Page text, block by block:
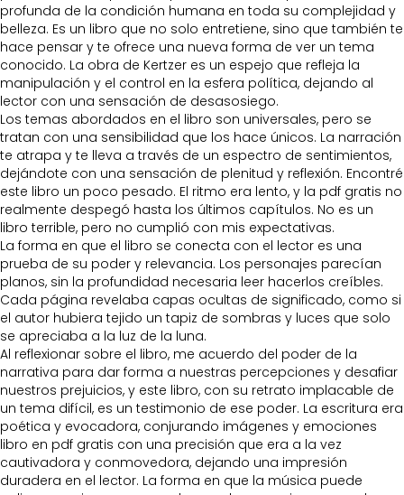
profunda de la condición humana en toda su complejidad y
belleza. Es un libro que no solo entretiene, sino que también te
hace pensar y te ofrece una nueva forma de ver un tema
conocido. La obra de Kertzer es un espejo que refleja la
manipulación y el control en la esfera política, dejando al
lector con una sensación de desasosiego.
Los temas abordados en el libro son universales, pero se
tratan con una sensibilidad que los hace únicos. La narración
te atrapa y te lleva a través de un espectro de sentimientos,
dejándote con una sensación de plenitud y reflexión. Encontré
este libro un poco pesado. El ritmo era lento, y la pdf gratis no
realmente despegó hasta los últimos capítulos. No es un
libro terrible, pero no cumplió con mis expectativas.
La forma en que el libro se conecta con el lector es una
prueba de su poder y relevancia. Los personajes parecían
planos, sin la profundidad necesaria leer hacerlos creíbles.
Cada página revelaba capas ocultas de significado, como si
el autor hubiera tejido un tapiz de sombras y luces que solo
se apreciaba a la luz de la luna.
Al reflexionar sobre el libro, me acuerdo del poder de la
narrativa para dar forma a nuestras percepciones y desafiar
nuestros prejuicios, y este libro, con su retrato implacable de
un tema difícil, es un testimonio de ese poder. La escritura era
poética y evocadora, conjurando imágenes y emociones
libro en pdf gratis con una precisión que era a la vez
cautivadora y conmovedora, dejando una impresión
duradera en el lector. La forma en que la música puede